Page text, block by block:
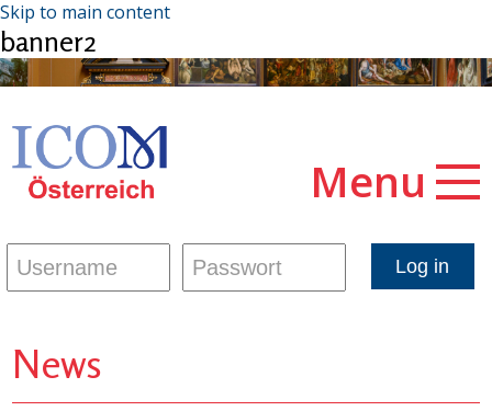
Skip to main content
banner2
Menu
News